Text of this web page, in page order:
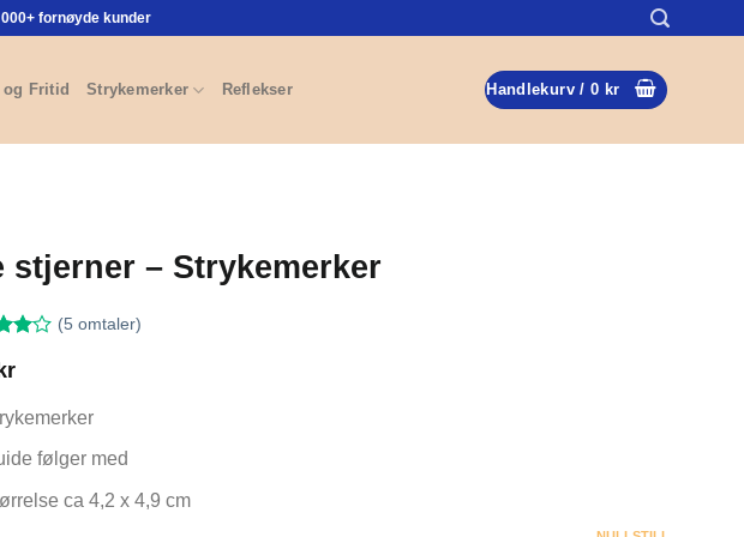
fornøyde kunder
og Fritid Strykemerker Reflekser Handlekurv /0 kr
stjerner – Strykemerker
(5 omtaler)
følger med
ca 4,2 x 4,9 cm